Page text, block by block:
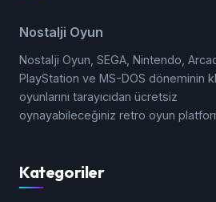
Nostalji Oyun
Nostalji Oyun, SEGA, Nintendo,
PlayStation ve MS-DOS döneminin
oyunlarını tarayıcıdan ücretsiz
oynayabileceğiniz retro oyun
Kategoriler